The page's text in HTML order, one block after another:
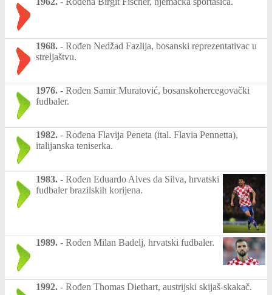
1968. - Rođen Nedžad Fazlija, bosanski reprezentativac u
streljaštvu.
1976. - Rođen Samir Muratović, bosanskohercegovački
fudbaler.
1982. - Rođena Flavija Peneta (ital. Flavia Pennetta),
italijanska teniserka.
1983. - Rođen Eduardo Alves da Silva, hrvatski
fudbaler brazilskih korijena.
1989. - Rođen Milan Badelj, hrvatski fudbaler.
1992. - Rođen Thomas Diethart, austrijski skijaš-skakač.